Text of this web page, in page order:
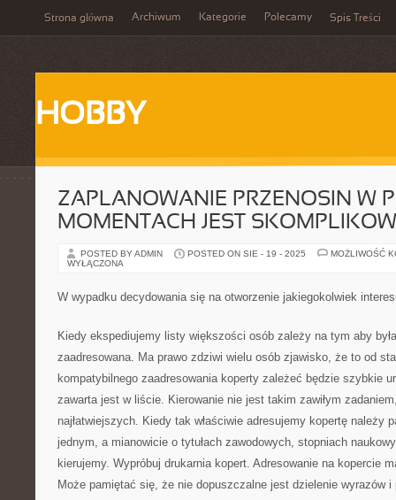
Strona główna Archiwum Kategorie Polecamy Spis Treści
HOBBY
ZAPLANOWANIE PRZENOSIN W
MOMENTACH JEST
POSTED BY ADMIN POSTED ON SIE - 19 - 2025
MOŻLIWOŚĆ
WYŁĄCZONA
W wypadku decydowania się na otworzenie jakiegokolwiek
Kiedy ekspediujemy listy większości osób zależy na tym aby
zaadresowana. Ma prawo zdziwi wielu osób zjawisko, że to od
kompatybilnego zaadresowania koperty zależeć będzie szybkie
zawarta jest w liście. Kierowanie nie jest takim zawiłym
najłatwiejszych. Kiedy tak właściwie adresujemy kopertę należy
jednym, a mianowicie o tytułach zawodowych, stopniach
kierujemy. Wypróbuj drukarnia kopert. Adresowanie na kopercie
Może pamiętać się, że nie dopuszczalne jest dzielenie wyrazów